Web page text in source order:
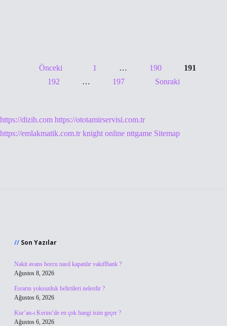
Önceki 1 … 190
191
192
… 197 Sonraki
https://dizih.com https://ototamirservisi.com.tr
https://emlakmatik.com.tr knight online nttgame Sitemap
Son Yazılar
Nakit avans borcu nasıl kapatılır vakıfBank ?
Ağustos 8, 2026
Esrarın yoksunluk belirtileri nelerdir ?
Ağustos 6, 2026
Kur’an-ı Kerim’de en çok hangi isim geçer ?
Ağustos 6, 2026